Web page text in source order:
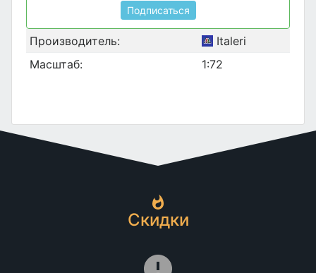
Подписаться
Производитель:
Italeri
Масштаб:
1:72
Скидки